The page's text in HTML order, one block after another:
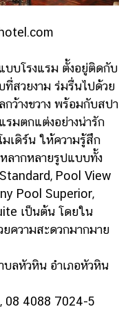
โรงแรม ตั้งอยู่ติดกับ
สวยงาม ร่มรื่นไปด้วย
ว้างขวาง พร้อมกับสปา
รมตกแต่งอย่างน่ารัก
มเดิร์น ให้ความรู้สึก
ลากหลายรูปแบบทั้ง
Pool View
Pool Superior,
เป็นต้น โดยใน
ความสะดวกมากมาย
ลหัวหิน อำเภอหัวหิน
08 4088 7024-5